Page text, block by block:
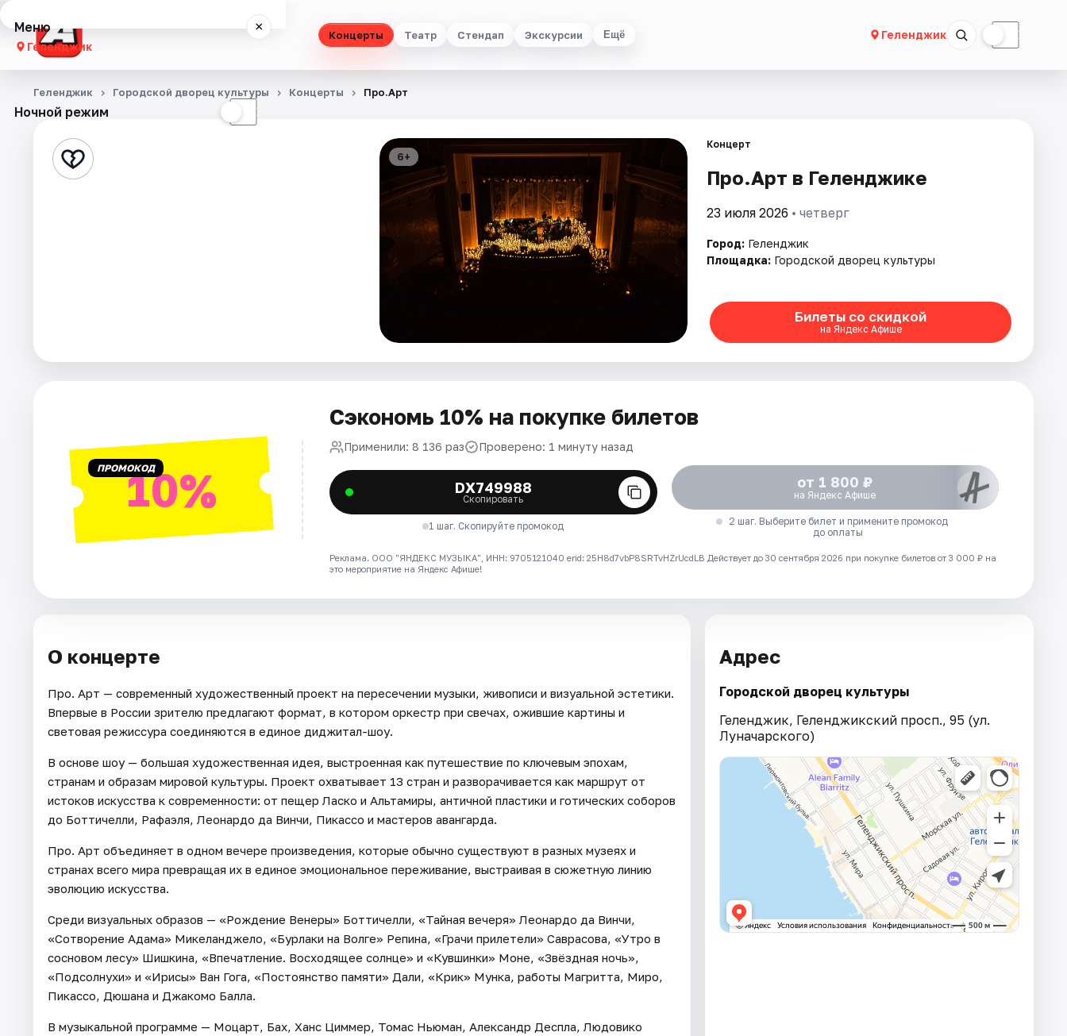
Концерты Театр Стендап Экскурсии Ещё Геленджик ☾
Меню ×
Геленджик
Концерты
Стендап
Артисты
Ночной режим ☾
Геленджик Городской дворец культуры Концерты Про.Арт
6+
Концерт
Про.Арт в Геленджике
23 июля 2026 • четверг
Город: Геленджик
Площадка: Городской дворец культуры
Билеты со скидкой
на Яндекс Афише
ПРОМОКОД10%
Сэкономь 10% на покупке билетов
Применили: 8 136 раз Проверено: 1 минуту назад
DX749988
Скопировать
1 шаг. Скопируйте промокод
от 1 800 ₽
на Яндекс Афише
2 шаг. Выберите билет и примените промокод
до оплаты
Реклама. ООО "ЯНДЕКС МУЗЫКА", ИНН: 9705121040 erid: 25H8d7vbP8SRTvHZrUcdLB Действует до 30 сентября 2026 при покупке билетов от 3 000 ₽ на
это мероприятие на Яндекс Афише!
О концерте
Про. Арт — современный художественный проект на пересечении музыки, живописи и визуальной эстетики.
Впервые в России зрителю предлагают формат, в котором оркестр при свечах, ожившие картины и
световая режиссура соединяются в единое диджитал-шоу.
В основе шоу — большая художественная идея, выстроенная как путешествие по ключевым эпохам,
странам и образам мировой культуры. Проект охватывает 13 стран и разворачивается как маршрут от
истоков искусства к современности: от пещер Ласко и Альтамиры, античной пластики и готических соборов
до Боттичелли, Рафаэля, Леонардо да Винчи, Пикассо и мастеров авангарда.
Про. Арт объединяет в одном вечере произведения, которые обычно существуют в разных музеях и
странах всего мира превращая их в единое эмоциональное переживание, выстраивая в сюжетную линию
эволюцию искусства.
Среди визуальных образов — «Рождение Венеры» Боттичелли, «Тайная вечеря» Леонардо да Винчи,
«Сотворение Адама» Микеланджело, «Бурлаки на Волге» Репина, «Грачи прилетели» Саврасова, «Утро в
сосновом лесу» Шишкина, «Впечатление. Восходящее солнце» и «Кувшинки» Моне, «Звёздная ночь»,
«Подсолнухи» и «Ирисы» Ван Гога, «Постоянство памяти» Дали, «Крик» Мунка, работы Магритта, Миро,
Пикассо, Дюшана и Джакомо Балла.
В музыкальной программе — Моцарт, Бах, Ханс Циммер, Томас Ньюман, Александр Деспла, Людовико
Адрес
Городской дворец культуры
Геленджик, Геленджикский просп., 95 (ул.
Луначарского)